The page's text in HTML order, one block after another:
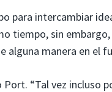
para intercambiar
tiempo, sin
alguna manera en el
“Tal vez incluso